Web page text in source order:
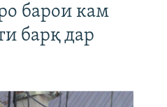
барои кам
барқ дар